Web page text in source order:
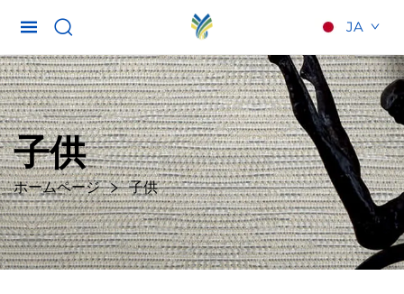
JA
子供
ホームページ 子供